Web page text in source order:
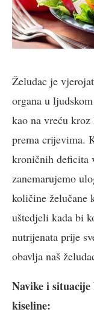
Želudac je
organa u
kao na vreću
prema crijevima.
kroničnih deficita
zanemarujemo
količine želučane
uštedjeli kada bi
nutrijenata prije
obavlja naš
Navike i
kiseline: